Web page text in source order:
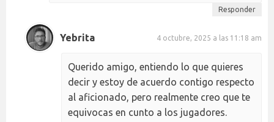
Responder
Yebrita 4 octubre, 2025 a las 11:18 am
Querido amigo, entiendo lo que quieres
decir y estoy de acuerdo contigo respecto
al aficionado, pero realmente creo que te
equivocas en cunto a los jugadores.